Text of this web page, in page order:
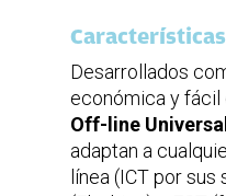
análisis previo
Análisis de
prueba para la
de placas hijas
Interfaz en
insertados en
Desarrollados
económica y fácil
Off-line
adaptan a
línea (ICT por